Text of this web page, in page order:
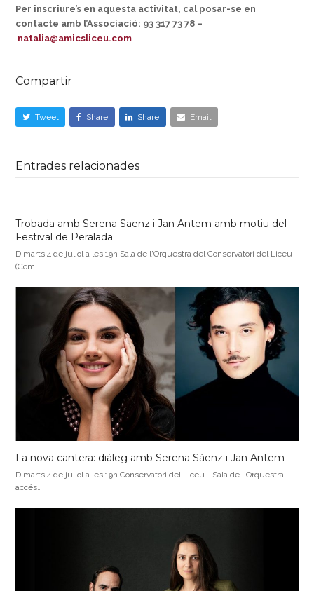
Per inscriure’s en aquesta activitat, cal posar-se en
contacte amb l’Associació: 93 317 73 78 –
natalia@amicsliceu.com
Compartir
Tweet Share Share Email
Entrades relacionades
Trobada amb Serena Saenz i Jan Antem amb motiu del
Festival de Peralada
Dimarts 4 de juliol a les 19h Sala de l'Orquestra del Conservatori del Liceu
(Com…
La nova cantera: diàleg amb Serena Sáenz i Jan Antem
Dimarts 4 de juliol a les 19h Conservatori del Liceu - Sala de l'Orquestra -
accés…